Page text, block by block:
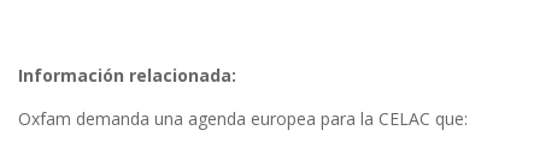
Información relacionada:
Oxfam demanda una agenda europea para la CELAC que: